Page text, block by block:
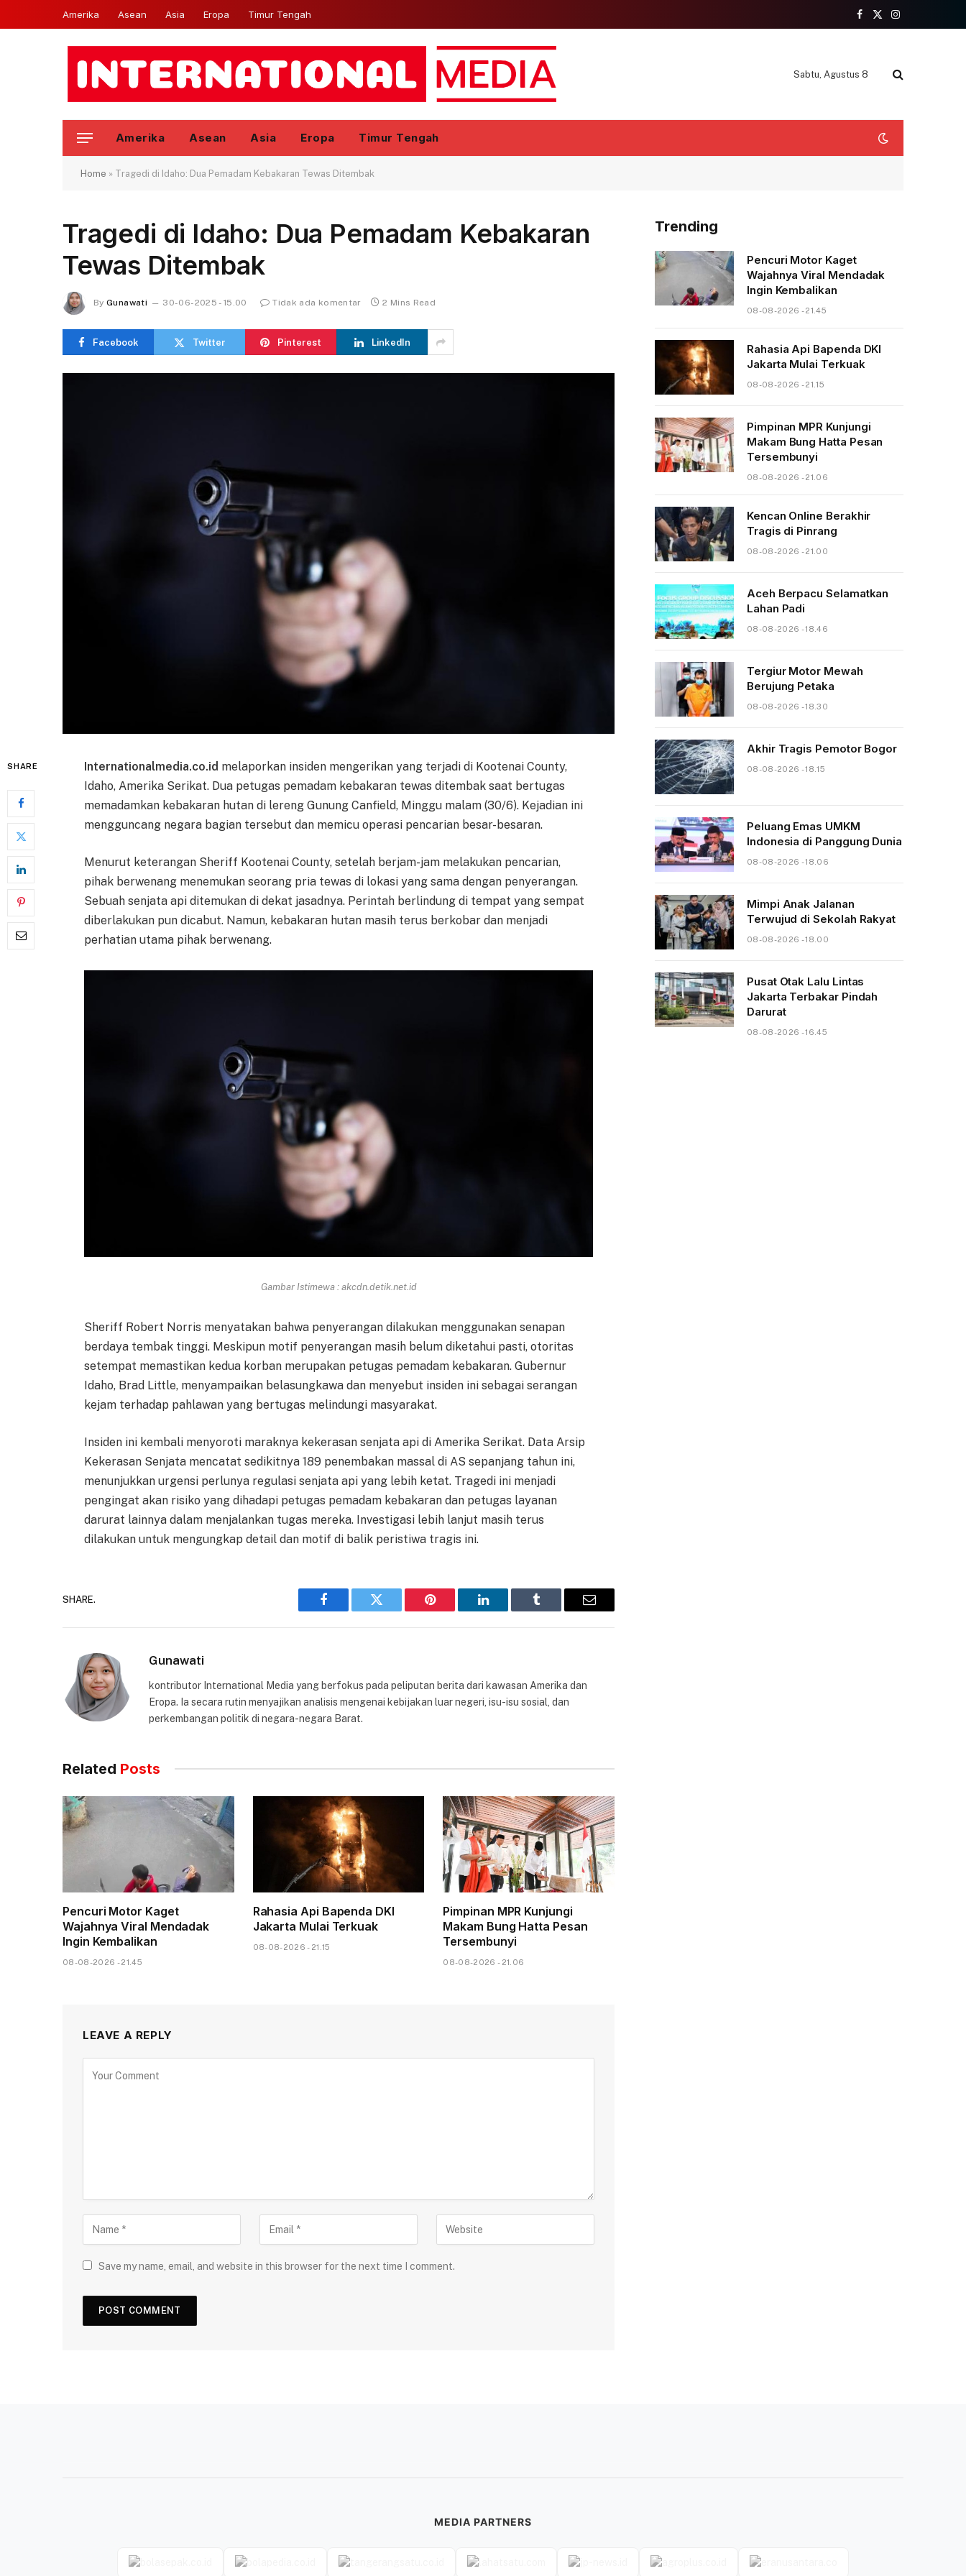
Amerika Asean Asia Eropa Timur Tengah
Facebook
X
Instagram
Sabtu, Agustus 8
Amerika Asean Asia Eropa Timur Tengah
Home » Tragedi di Idaho: Dua Pemadam Kebakaran Tewas Ditembak
Tragedi di Idaho: Dua Pemadam Kebakaran
Tewas Ditembak
By Gunawati 30-06-2025 - 15.00 Tidak ada komentar 2 Mins Read
Facebook Twitter Pinterest LinkedIn
SHARE Internationalmedia.co.id melaporkan insiden mengerikan yang terjadi di Kootenai County,
Idaho, Amerika Serikat. Dua petugas pemadam kebakaran tewas ditembak saat bertugas
memadamkan kebakaran hutan di lereng Gunung Canfield, Minggu malam (30/6). Kejadian ini
mengguncang negara bagian tersebut dan memicu operasi pencarian besar-besaran.
Menurut keterangan Sheriff Kootenai County, setelah berjam-jam melakukan pencarian,
pihak berwenang menemukan seorang pria tewas di lokasi yang sama dengan penyerangan.
Sebuah senjata api ditemukan di dekat jasadnya. Perintah berlindung di tempat yang sempat
diberlakukan pun dicabut. Namun, kebakaran hutan masih terus berkobar dan menjadi
perhatian utama pihak berwenang.
Gambar Istimewa : akcdn.detik.net.id
Sheriff Robert Norris menyatakan bahwa penyerangan dilakukan menggunakan senapan
berdaya tembak tinggi. Meskipun motif penyerangan masih belum diketahui pasti, otoritas
setempat memastikan kedua korban merupakan petugas pemadam kebakaran. Gubernur
Idaho, Brad Little, menyampaikan belasungkawa dan menyebut insiden ini sebagai serangan
kejam terhadap pahlawan yang bertugas melindungi masyarakat.
Insiden ini kembali menyoroti maraknya kekerasan senjata api di Amerika Serikat. Data Arsip
Kekerasan Senjata mencatat sedikitnya 189 penembakan massal di AS sepanjang tahun ini,
menunjukkan urgensi perlunya regulasi senjata api yang lebih ketat. Tragedi ini menjadi
pengingat akan risiko yang dihadapi petugas pemadam kebakaran dan petugas layanan
darurat lainnya dalam menjalankan tugas mereka. Investigasi lebih lanjut masih terus
dilakukan untuk mengungkap detail dan motif di balik peristiwa tragis ini.
SHARE.
Facebook Twitter Pinterest LinkedIn Tumblr Email
Gunawati
kontributor International Media yang berfokus pada peliputan berita dari kawasan Amerika dan
Eropa. Ia secara rutin menyajikan analisis mengenai kebijakan luar negeri, isu-isu sosial, dan
perkembangan politik di negara-negara Barat.
Related Posts
Pencuri Motor Kaget
Wajahnya Viral Mendadak
Ingin Kembalikan
08-08-2026 - 21.45
Rahasia Api Bapenda DKI
Jakarta Mulai Terkuak
08-08-2026 - 21.15
Pimpinan MPR Kunjungi
Makam Bung Hatta Pesan
Tersembunyi
08-08-2026 - 21.06
LEAVE A REPLY
Save my name, email, and website in this browser for the next time I comment.
Trending
Pencuri Motor Kaget
Wajahnya Viral Mendadak
Ingin Kembalikan
08-08-2026 - 21.45
Rahasia Api Bapenda DKI
Jakarta Mulai Terkuak
08-08-2026 - 21.15
Pimpinan MPR Kunjungi
Makam Bung Hatta Pesan
Tersembunyi
08-08-2026 - 21.06
Kencan Online Berakhir
Tragis di Pinrang
08-08-2026 - 21.00
Aceh Berpacu Selamatkan
Lahan Padi
08-08-2026 - 18.46
Tergiur Motor Mewah
Berujung Petaka
08-08-2026 - 18.30
Akhir Tragis Pemotor Bogor
08-08-2026 - 18.15
Peluang Emas UMKM
Indonesia di Panggung Dunia
08-08-2026 - 18.06
Mimpi Anak Jalanan
Terwujud di Sekolah Rakyat
08-08-2026 - 18.00
Pusat Otak Lalu Lintas
Jakarta Terbakar Pindah
Darurat
08-08-2026 - 16.45
MEDIA PARTNERS